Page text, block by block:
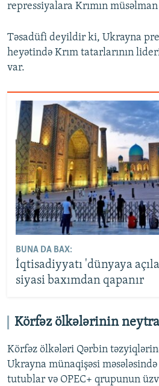
repressiyalara Krımın
Təsadüfi deyildir ki, Ukrayna
heyətində Krım tatarlarının
var.
BUNA DA BAX:
İqtisadiyyatı 'dünyaya
siyasi baxımdan qapanır
Körfəz ölkələrinin
Körfəz ölkələri Qərbin
Ukrayna münaqişəsi
tutublar və OPEC+ qrupunun